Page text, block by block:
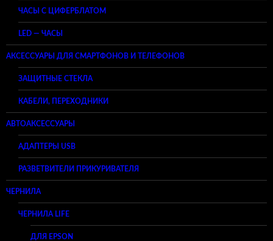
ЧАСЫ С ЦИФЕРБЛАТОМ
LED — ЧАСЫ
АКСЕССУАРЫ ДЛЯ СМАРТФОНОВ И ТЕЛЕФОНОВ
ЗАЩИТНЫЕ СТЕКЛА
КАБЕЛИ, ПЕРЕХОДНИКИ
АВТОАКСЕССУАРЫ
АДАПТЕРЫ USB
РАЗВЕТВИТЕЛИ ПРИКУРИВАТЕЛЯ
ЧЕРНИЛА
ЧЕРНИЛА LIFE
ДЛЯ EPSON